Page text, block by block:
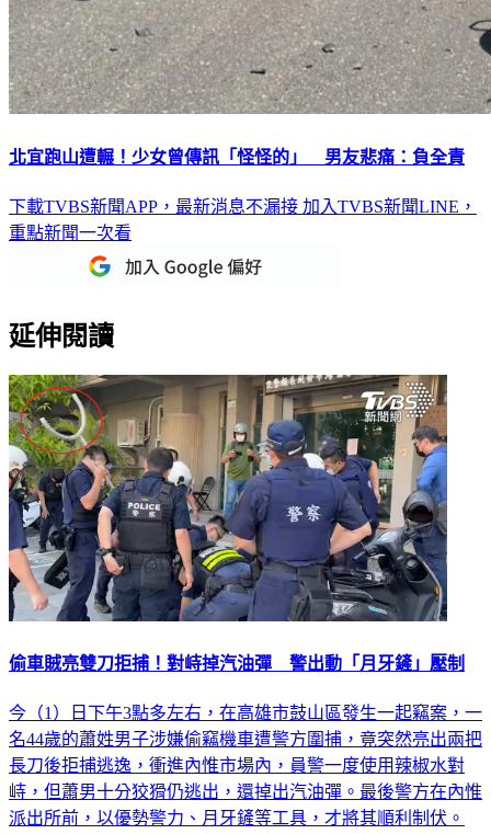
北宜跑山遭輾！少女曾傳訊「怪怪的」 男友悲痛：負全責
下載TVBS新聞APP，最新消息不漏接 加入TVBS新聞LINE，
重點新聞一次看
延伸閱讀
偷車賊亮雙刀拒捕！對峙掉汽油彈 警出動「月牙鏟」壓制
今（1）日下午3點多左右，在高雄市鼓山區發生一起竊案，一
名44歲的蕭姓男子涉嫌偷竊機車遭警方圍捕，竟突然亮出兩把
長刀後拒捕逃逸，衝進內惟市場內，員警一度使用辣椒水對
峙，但蕭男十分狡猾仍逃出，還掉出汽油彈。最後警方在內惟
派出所前，以優勢警力、月牙鏟等工具，才將其順利制伏。